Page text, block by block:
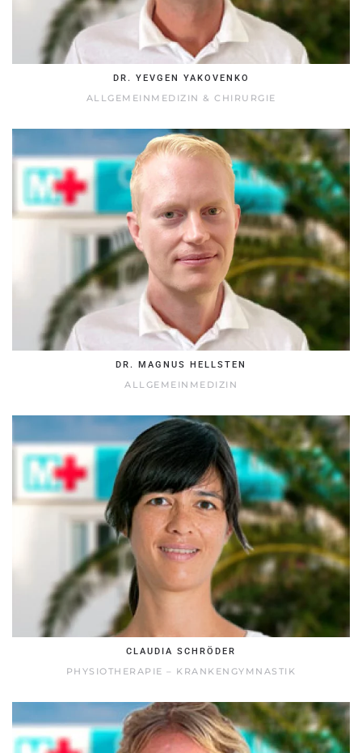
DR. YEVGEN YAKOVENKO
ALLGEMEINMEDIZIN & CHIRURGIE
DR. MAGNUS HELLSTEN
ALLGEMEINMEDIZIN
CLAUDIA SCHRÖDER
PHYSIOTHERAPIE – KRANKENGYMNASTIK